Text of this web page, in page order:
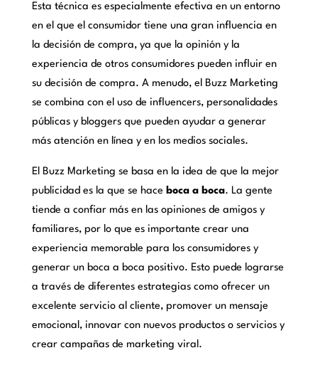
Esta técnica es especialmente efectiva en un entorno
en el que el consumidor tiene una gran influencia en
la decisión de compra, ya que la opinión y la
experiencia de otros consumidores pueden influir en
su decisión de compra. A menudo, el Buzz Marketing
se combina con el uso de influencers, personalidades
públicas y bloggers que pueden ayudar a generar
más atención en línea y en los medios sociales.
El Buzz Marketing se basa en la idea de que la mejor
publicidad es la que se hace boca a boca. La gente
tiende a confiar más en las opiniones de amigos y
familiares, por lo que es importante crear una
experiencia memorable para los consumidores y
generar un boca a boca positivo. Esto puede lograrse
a través de diferentes estrategias como ofrecer un
excelente servicio al cliente, promover un mensaje
emocional, innovar con nuevos productos o servicios y
crear campañas de marketing viral.